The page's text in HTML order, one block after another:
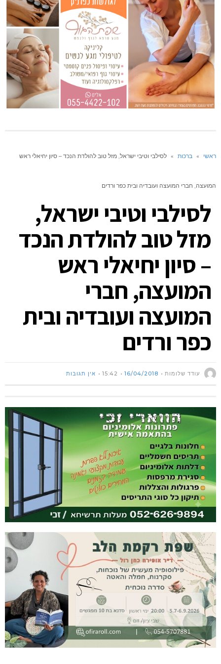
ראשי » ברכות » לסילבי וטיבי ישראל, מזל טוב להולדת הנכד – סיון יחיאלי ראש
המועצה, חברי המועצה ועובדיה ובית כפר ורדים
לסילבי וטיבי ישראל,
מזל טוב להולדת הנכד
– סיון יחיאלי ראש
המועצה, חברי
המועצה ועובדיה ובית
כפר ורדים
עודד שלומות 16/04/2018
15:42 אין תגובות